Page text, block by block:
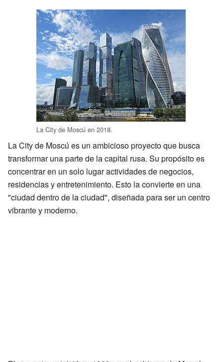
La City de Moscú en 2018.
La City de Moscú es un ambicioso proyecto que busca
transformar una parte de la capital rusa. Su propósito es
concentrar en un solo lugar actividades de negocios,
residencias y entretenimiento. Esto la convierte en una
"ciudad dentro de la ciudad", diseñada para ser un centro
vibrante y moderno.